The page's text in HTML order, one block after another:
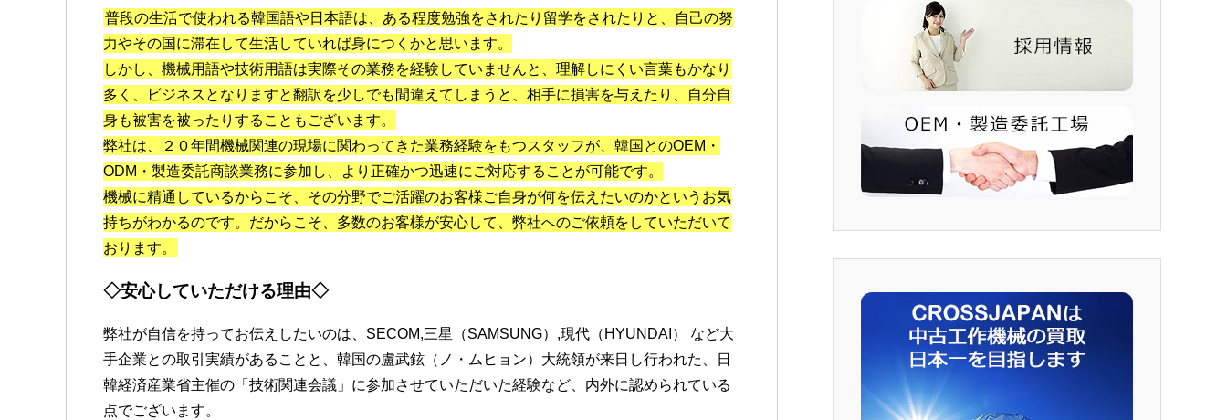
普段の生活で使われる韓国語や日本語は、ある程度勉強をされたり留学をされたりと、自己の努
力やその国に滞在して生活していれば身につくかと思います。
しかし、機械用語や技術用語は実際その業務を経験していませんと、理解しにくい言葉もかなり
多く、ビジネスとなりますと翻訳を少しでも間違えてしまうと、相手に損害を与えたり、自分自
身も被害を被ったりすることもございます。
弊社は、２０年間機械関連の現場に関わってきた業務経験をもつスタッフが、韓国とのOEM・
ODM・製造委託商談業務に参加し、より正確かつ迅速にご対応することが可能です。
機械に精通しているからこそ、その分野でご活躍のお客様ご自身が何を伝えたいのかというお気
持ちがわかるのです。だからこそ、多数のお客様が安心して、弊社へのご依頼をしていただいて
おります。
◇安心していただける理由◇
弊社が自信を持ってお伝えしたいのは、SECOM,三星（SAMSUNG）,現代（HYUNDAI） など大
手企業との取引実績があることと、韓国の盧武鉉（ノ・ムヒョン）大統領が来日し行われた、日
韓経済産業省主催の「技術関連会議」に参加させていただいた経験など、内外に認められている
点でございます。